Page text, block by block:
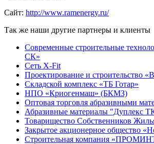
Сайт: http://www.ramenergy.ru/
Так же наши другие партнеры и клиенты
Современные строительные
СК»
Сеть X-Fit
Проектирование и строительство
Складской комплекс «ТБ Готар»
НПО «Криогенмаш» (БКМЗ)
Оптовая торговля абразивными
Абразивные материалы "Дуплекс
Товарищество Собственников
Закрытое акционерное общество
Строительная компания